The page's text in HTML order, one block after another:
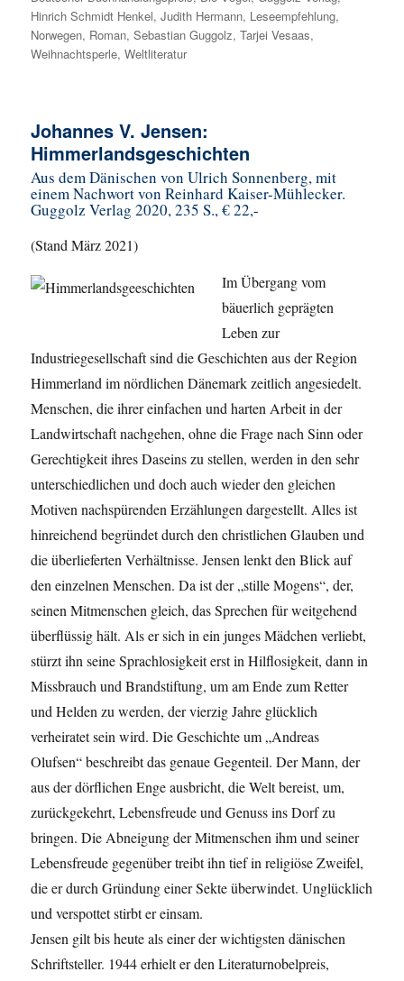
Hinrich Schmidt Henkel,Judith Hermann, Leseempfehlung,
Norwegen, Roman,Sebastian Guggolz,Tarjei Vesaas,
Weihnachtsperle,Weltliteratur
Johannes V. Jensen:
Himmerlandsgeschichten
Aus dem Dänischen von Ulrich Sonnenberg, mit
einem Nachwort von Reinhard Kaiser-Mühlecker.
Guggolz Verlag 2020, 235 S., € 22,-
(Stand März 2021)
Im Übergang vom
bäuerlich geprägten
Leben zur
Industriegesellschaft sind die Geschichten aus der Region
Himmerland im nördlichen Dänemark zeitlich angesiedelt.
Menschen, die ihrer einfachen und harten Arbeit in der
Landwirtschaft nachgehen, ohne die Frage nach Sinn oder
Gerechtigkeit ihres Daseins zu stellen, werden in den sehr
unterschiedlichen und doch auch wieder den gleichen
Motiven nachspürenden Erzählungen dargestellt. Alles ist
hinreichend begründet durch den christlichen Glauben und
die überlieferten Verhältnisse. Jensen lenkt den Blick auf
den einzelnen Menschen. Da ist der „stille Mogens“, der,
seinen Mitmenschen gleich, das Sprechen für weitgehend
überflüssig hält. Als er sich in ein junges Mädchen verliebt,
stürzt ihn seine Sprachlosigkeit erst in Hilflosigkeit, dann in
Missbrauch und Brandstiftung, um am Ende zum Retter
und Helden zu werden, der vierzig Jahre glücklich
verheiratet sein wird. Die Geschichte um „Andreas
Olufsen“ beschreibt das genaue Gegenteil. Der Mann, der
aus der dörflichen Enge ausbricht, die Welt bereist, um,
zurückgekehrt, Lebensfreude und Genuss ins Dorf zu
bringen. Die Abneigung der Mitmenschen ihm und seiner
Lebensfreude gegenüber treibt ihn tief in religiöse Zweifel,
die er durch Gründung einer Sekte überwindet. Unglücklich
und verspottet stirbt er einsam.
Jensen gilt bis heute als einer der wichtigsten dänischen
Schriftsteller. 1944 erhielt er den Literaturnobelpreis,